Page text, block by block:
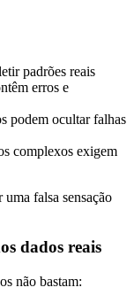
padrões reais
erros e
podem ocultar falhas
complexos exigem
falsa sensação
dados reais
não bastam: